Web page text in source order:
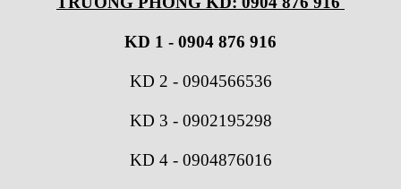
KD 1 - 0904 876 916
KD 2 - 0904566536
KD 3 - 0902195298
KD 4 - 0904876016